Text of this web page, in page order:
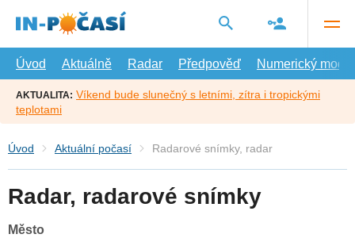
hlavní
Úvod
Aktuálně Radar Předpověď Numerický model
AKTUALITA: Víkend bude slunečný s letními, zítra i tropickými
teplotami
Úvod Aktuální počasí Radarové snímky, radar
Radar, radarové snímky
Město